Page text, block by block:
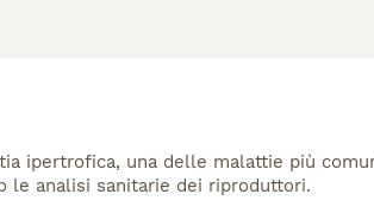
ipertrofica, una delle malattie più
le analisi sanitarie dei riproduttori.